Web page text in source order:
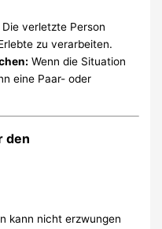
Die verletzte Person
zu verarbeiten.
Wenn die Situation
eine Paar- oder
den
kann nicht erzwungen